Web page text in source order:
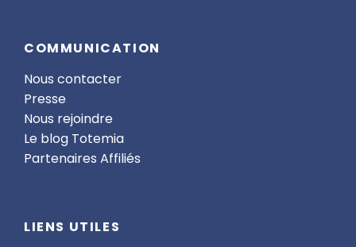
COMMUNICATION
Nous contacter
Presse
Nous rejoindre
Le blog Totemia
Partenaires Affiliés
LIENS UTILES